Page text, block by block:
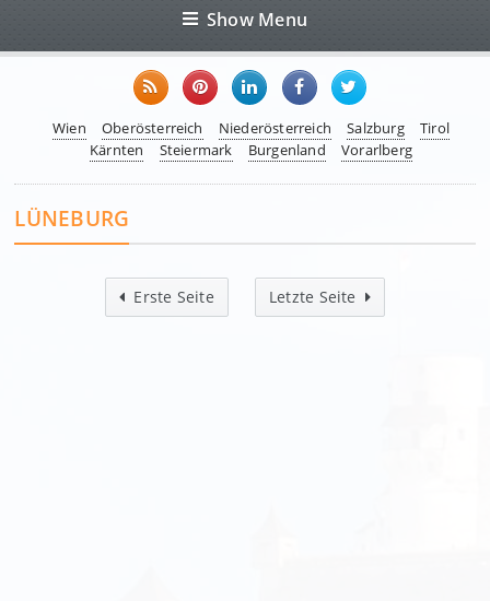
Show Menu
Wien Oberösterreich Niederösterreich Salzburg
Tirol
Kärnten
Steiermark Burgenland Vorarlberg
LÜNEBURG
Erste Seite Letzte Seite